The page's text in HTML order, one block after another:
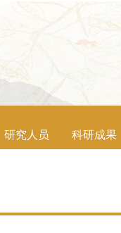
研究人员 科研成果